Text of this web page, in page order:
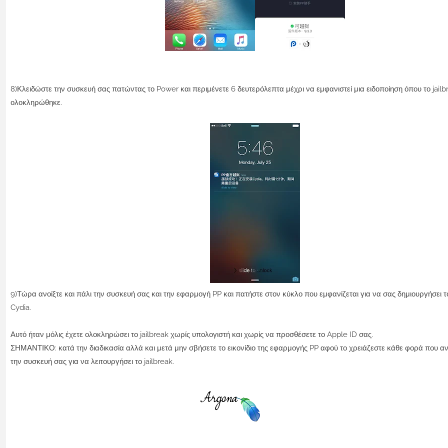
8)Κλειδώστε την συσκευή σας πατώντας το Power και περιμένετε 6 δευτερόλεπτα μέχρι να εμφανιστεί μια ειδοποίηση όπου το
ολοκληρώθηκε.
9)Τώρα ανοίξτε και πάλι την συσκευή σας και την εφαρμογή PP και πατήστε στον κύκλο που εμφανίζεται για να σας δημιουργήσει το
Cydia.
Αυτό ήταν μόλις έχετε ολοκληρώσει το jailbreak χωρίς υπολογιστή και χωρίς να προσθέσετε το Apple ID σας.
ΣΗΜΑΝΤΙΚΟ: κατά την διαδικασία αλλά και μετά μην σβήσετε το εικονίδιο της εφαρμογής PP αφού το χρειάζεστε κάθε φορά που
την συσκευή σας για να λειτουργήσει το jailbreak.